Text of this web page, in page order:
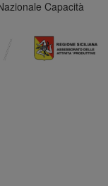
Capacità